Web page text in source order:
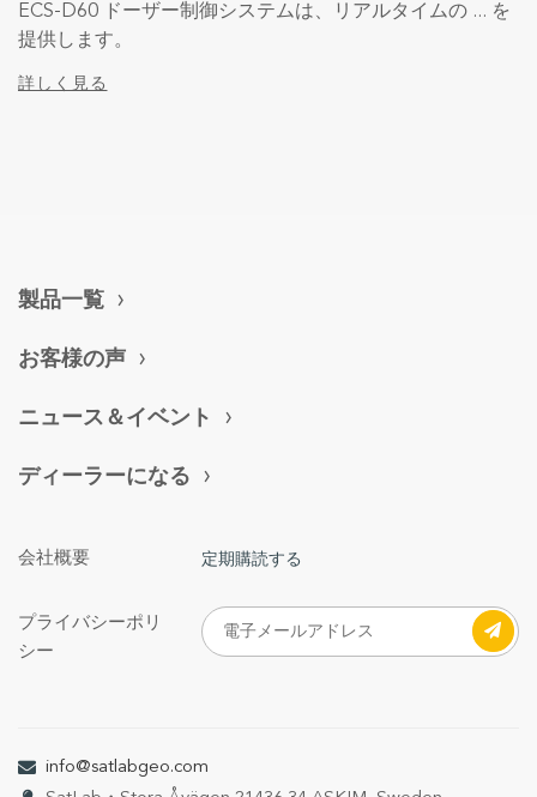
ECS-D60 ドーザー制御システムは、リアルタイムの ... を
提供します。
詳しく見る
info@satlabgeo.com
製品一覧
お客様の声
ニュース＆イベント
ディーラーになる
会社概要
プライバシーポリ
シー
定期購読する